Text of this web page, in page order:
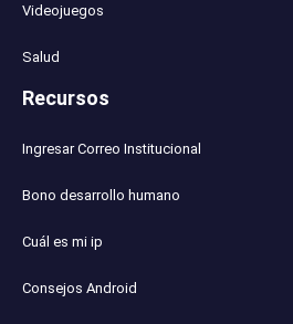
Videojuegos
Salud
Recursos
Ingresar Correo Institucional
Bono desarrollo humano
Cuál es mi ip
Consejos Android